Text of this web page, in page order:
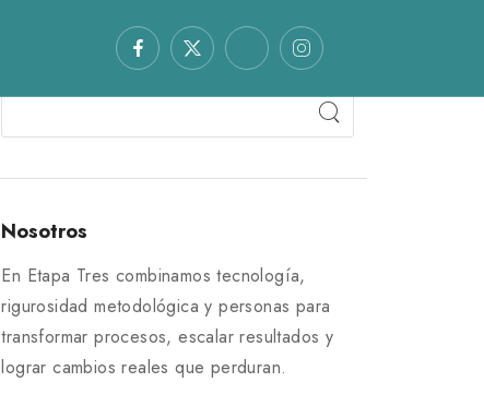
Nosotros
En Etapa Tres combinamos tecnología,
rigurosidad metodológica y personas para
transformar procesos, escalar resultados y
lograr cambios reales que perduran.